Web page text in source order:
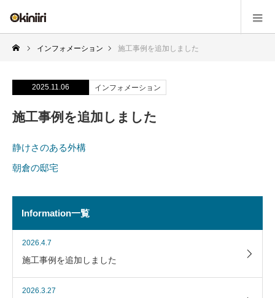
インフォメーション 施工事例を追加しました
2025.11.06 インフォメーション
施工事例を追加しました
静けさのある外構
朝倉の邸宅
Information一覧
2026.4.7
施工事例を追加しました
2026.3.27